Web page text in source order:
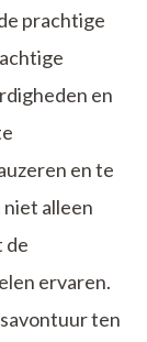
prachtige
en
en te
niet alleen
de
ervaren.
ten